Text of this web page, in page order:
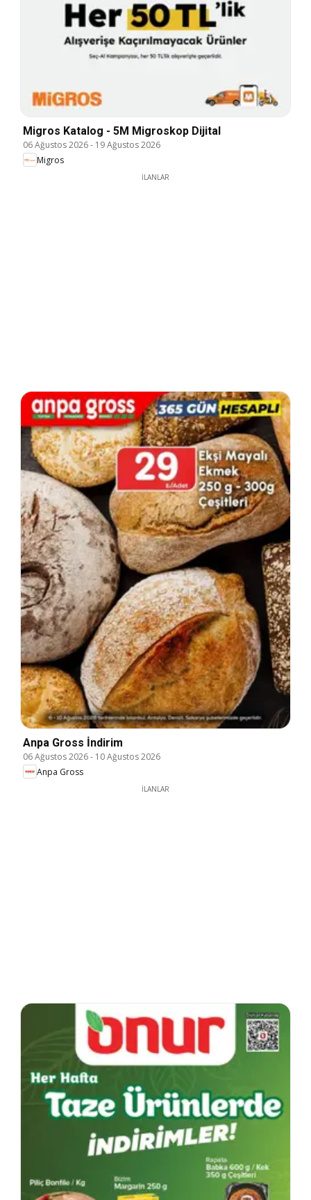
Migros Katalog - 5M Migroskop Dijital
06 Ağustos 2026- 19 Ağustos 2026
Migros
İLANLAR
Anpa Gross İndirim
06 Ağustos 2026- 10 Ağustos 2026
Anpa Gross
İLANLAR